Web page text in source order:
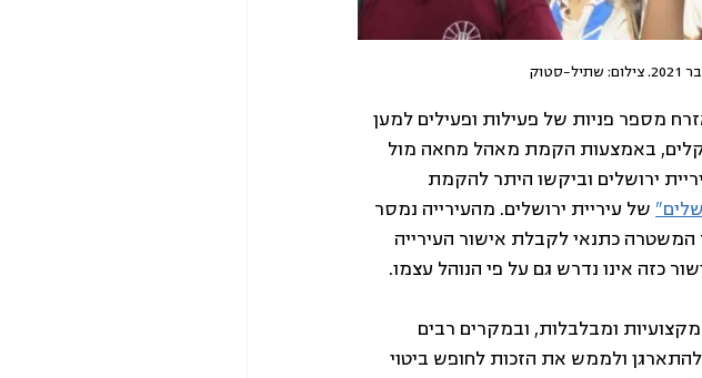
לאגודה לזכויות האזרח מספר פניות של פעילות ופעילים למען
באמצעות הקמת מאהל מחאה מול
ירושלים וביקשו היתר להקמת
של עיריית ירושלים. מהעירייה נמסר
המשטרה כתנאי לקבלת אישור העירייה
כזה אינו נדרש גם על פי הנוהל עצמו.
מקצועיות ומבלבלות, ובמקרים רבים
ולממש את הזכות לחופש ביטוי